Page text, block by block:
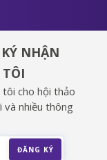
NHẬN
tôi cho hội thảo
nhiều thông